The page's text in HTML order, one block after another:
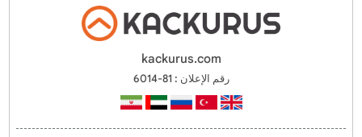
kackurus.com
رقم الإعلان : 81-6014